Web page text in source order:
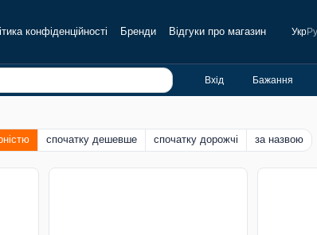
конфіденційності Бренди Відгуки про магазин Укр
Вхід Бажання
спочатку дешевше спочатку дорожчі за назвою